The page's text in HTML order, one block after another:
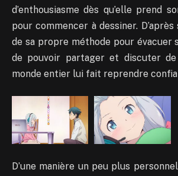
d’enthousiasme dès qu’elle prend
pour commencer à dessiner. D’après
de sa propre méthode pour évacuer
de pouvoir partager et discuter
monde entier lui fait reprendre
D’une manière un peu plus